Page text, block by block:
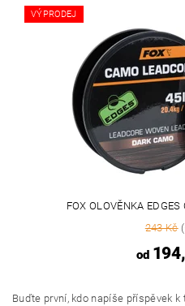
VÝPRODEJ
FOX OLOVĚNKA
243 Kč
od
Buďte první, kdo napíše příspěvek k